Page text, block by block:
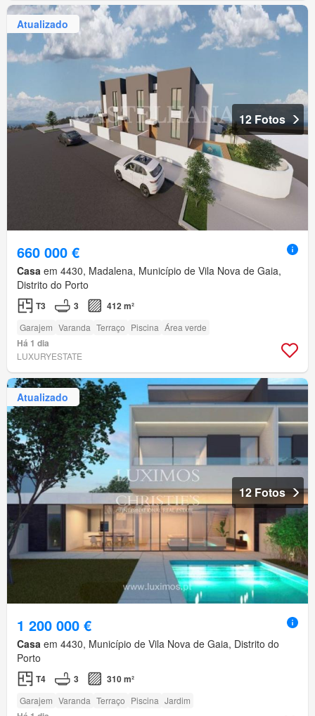
Atualizado
12 Fotos
660 000 €
Casa em 4430, Madalena, Município de Vila Nova de Gaia,
Distrito do Porto
T3 3 412 m²
Garajem Varanda Terraço Piscina Área verde
Há 1 dia
LUXURYESTATE
Atualizado
12 Fotos
1 200 000 €
Casa em 4430, Município de Vila Nova de Gaia, Distrito do
Porto
T4 3 310 m²
Garajem Varanda Terraço Piscina Jardim